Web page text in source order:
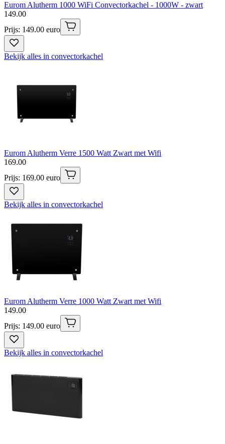
Eurom Alutherm 1000 WiFi Convectorkachel - 1000W - zwart
149.00
Prijs: 149.00 euro
Bekijk alles in convectorkachel
Eurom Alutherm Verre 1500 Watt Zwart met Wifi
169.00
Prijs: 169.00 euro
Bekijk alles in convectorkachel
Eurom Alutherm Verre 1000 Watt Zwart met Wifi
149.00
Prijs: 149.00 euro
Bekijk alles in convectorkachel